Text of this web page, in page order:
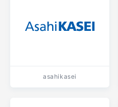
asahikasei